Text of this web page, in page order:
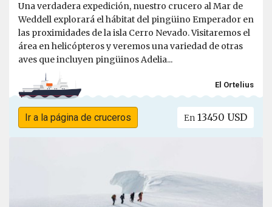
Una verdadera expedición, nuestro crucero al Mar de
Weddell explorará el hábitat del pingüino Emperador en
las proximidades de la isla Cerro Nevado. Visitaremos el
área en helicópteros y veremos una variedad de otras
aves que incluyen pingüinos Adelia...
El Ortelius
Ir a la página de cruceros En 13450 USD